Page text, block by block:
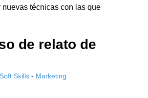
poder realizar un discurso o
dependiendo las características
que son de más importancia a la
en todo aquello que no
que puede inducir a una